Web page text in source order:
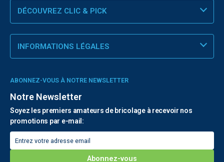
DÉCOUVREZ CLIC & PICK
INFORMATIONS LÉGALES
ABONNEZ-VOUS À NOTRE NEWSLETTER
Notre Newsletter
Soyez les premiers amateurs de bricolage à recevoir nos
promotions par e-mail: